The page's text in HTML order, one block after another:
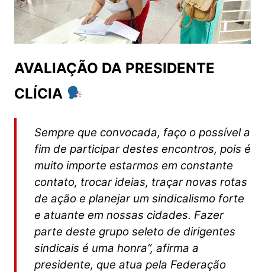
AVALIAÇÃO DA PRESIDENTE
CLÍCIA
Sempre que convocada, faço o possível a
fim de participar destes encontros, pois é
muito importe estarmos em constante
contato, trocar ideias, traçar novas rotas
de ação e planejar um sindicalismo forte
e atuante em nossas cidades. Fazer
parte deste grupo seleto de dirigentes
sindicais é uma honra”, afirma a
presidente, que atua pela Federação